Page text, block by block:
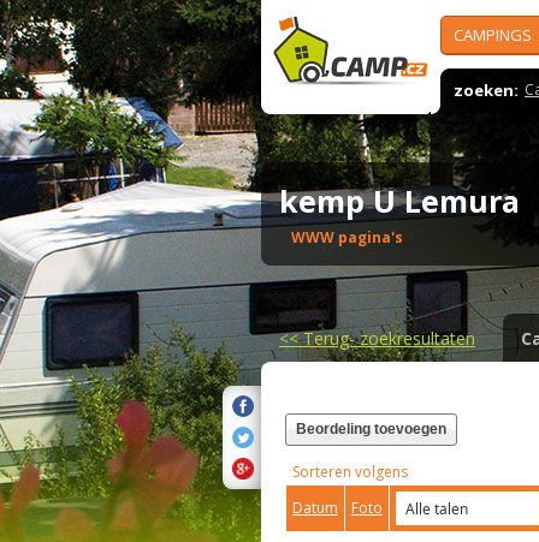
CAMPINGS
zoeken:
kemp U Lemura
WWW pagina's
<<Terug- zoekresultaten
Beordeling toevoegen
Sorteren volgens
Datum
Foto